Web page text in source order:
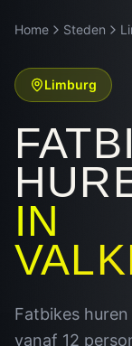
Home Steden
Limburg
IN
Fatbikes
vanaf 12